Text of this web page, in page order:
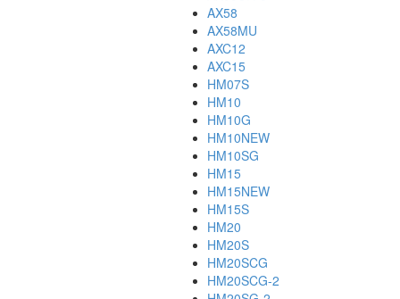
AX58
AX58MU
AXC12
AXC15
HM07S
HM10
HM10G
HM10NEW
HM10SG
HM15
HM15NEW
HM15S
HM20
HM20S
HM20SCG
HM20SCG-2